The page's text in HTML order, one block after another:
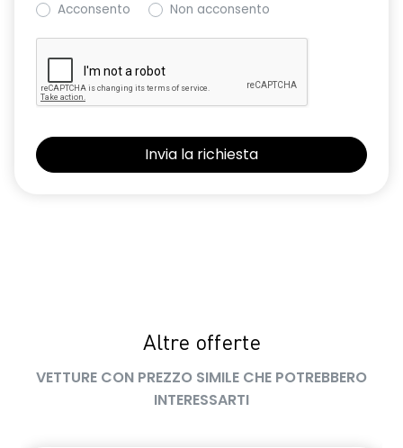
Acconsento
Non acconsento
Altre offerte
VETTURE CON PREZZO SIMILE CHE POTREBBERO
INTERESSARTI